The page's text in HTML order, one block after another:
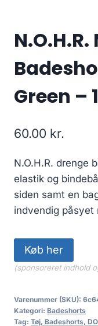
Green –
60.00 kr.
N.O.H.R. drenge
elastik og
siden samt en
indvendig påsyet
Køb her
(sponsoreret indhold
Varenummer (SKU):
Kategori: Badeshorts
Tag: Tøj, Badeshorts, DO